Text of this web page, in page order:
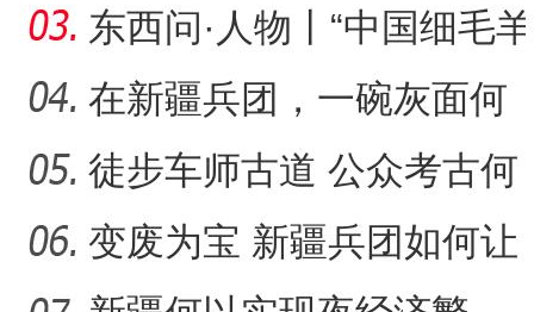
以“串”出大产业？
东西问·人物丨“中国细毛羊
之父”刘守仁：天山脚
在新疆兵团，一碗灰面何
以暖心暖胃？
徒步车师古道 公众考古何
以成为“盘活”新疆文化遗
变废为宝 新疆兵团如何让